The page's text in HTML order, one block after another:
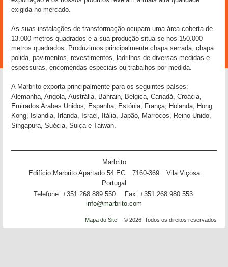
exigida no mercado.
As suas instalações de transformação ocupam uma área coberta de
13.000 metros quadrados e a sua produção situa-se nos 150.000
metros quadrados. Produzimos principalmente chapa serrada, chapa
polida, pavimentos, revestimentos, ladrilhos de diversas medidas e
espessuras, encomendas especiais ou trabalhos por medida.
A Marbrito exporta principalmente para os seguintes países:
Alemanha, Angola, Austrália, Bahrain, Belgica, Canadá, Croácia,
Emirados Arabes Unidos, Espanha, Estónia, França, Holanda, Hong
Kong, Islandia, Irlanda, Israel, Itália, Japão, Marrocos, Reino Unido,
Singapura, Suécia, Suiça e Taiwan.
Marbrito
Edifício Marbrito Apartado 54 EC
7160-369
Vila Viçosa
Portugal
Telefone: +351 268 889 550 Fax: +351 268 980 553
info@marbrito.com
Mapa do Site © 2026. Todos os direitos reservados